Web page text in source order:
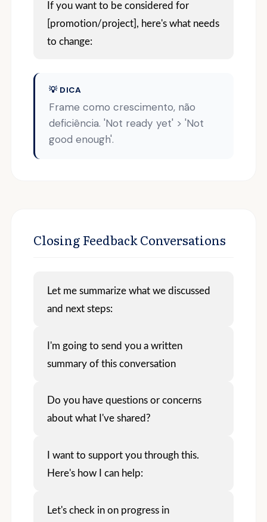
If you want to be considered for
[promotion/project], here's what needs
to change:
💡 DICA
Frame como crescimento, não
deficiência. 'Not ready yet' > 'Not
good enough'.
Closing Feedback Conversations
Let me summarize what we discussed
and next steps:
I'm going to send you a written
summary of this conversation
Do you have questions or concerns
about what I've shared?
I want to support you through this.
Here's how I can help:
Let's check in on progress in